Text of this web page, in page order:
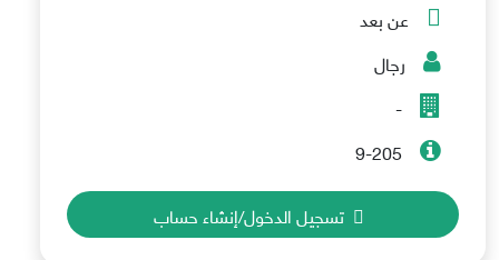
عن بعد
رجال
-
9-205
تسجيل الدخول/إنشاء حساب